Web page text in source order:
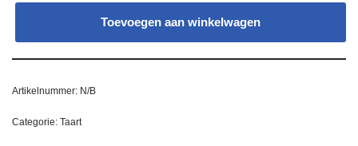
Toevoegen aan winkelwagen
Artikelnummer: N/B
Categorie: Taart